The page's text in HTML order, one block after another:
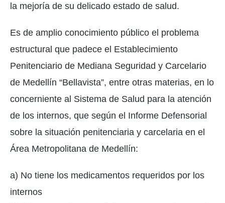
la mejoría de su delicado estado de salud.
Es de amplio conocimiento público el problema
estructural que padece el Establecimiento
Penitenciario de Mediana Seguridad y Carcelario
de Medellín “Bellavista”, entre otras materias, en lo
concerniente al Sistema de Salud para la atención
de los internos, que según el Informe Defensorial
sobre la situación penitenciaria y carcelaria en el
Área Metropolitana de Medellín:
a) No tiene los medicamentos requeridos por los
internos